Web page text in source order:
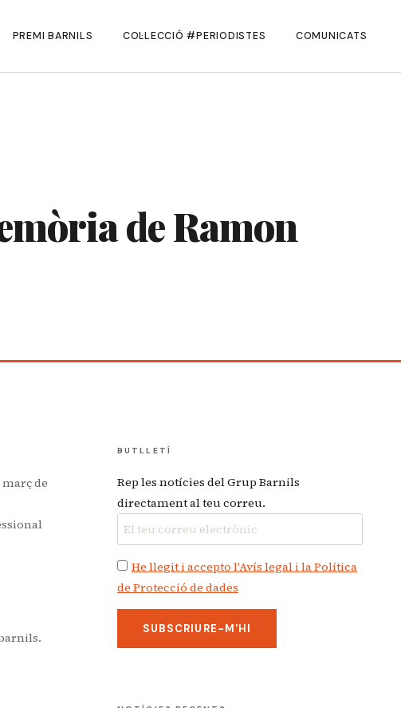
PREMI BARNILS COL·LECCIÓ #PERIODISTES COMUNICATS
de Ramon
de
BUTLLETÍ
Rep les notícies del Grup Barnils
directament al teu correu.
He llegit i accepto l'Avís legal i la Política
de Protecció de dades